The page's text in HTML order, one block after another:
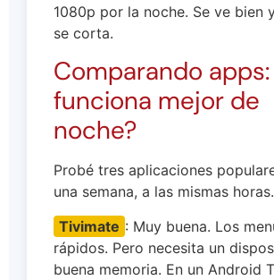
1080p por la noche. Se ve bien
se corta.
Comparando apps:
funciona mejor de
noche?
Probé tres aplicaciones
una semana, a las mismas horas.
Tivimate : Muy buena. Los
rápidos. Pero necesita un
buena memoria. En un Android